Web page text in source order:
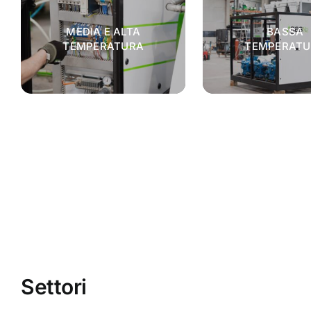
MEDIA E ALTA
TEMPERATURA
BASSA
Settori